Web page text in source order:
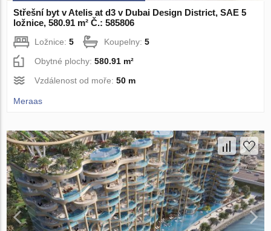
Střešní byt v Atelis at d3 v Dubai Design District, SAE 5
ložnice, 580.91 m² Č.: 585806
Ložnice:5 Koupelny:5
Obytné plochy:580.91 m²
Vzdálenost od moře:50 m
Meraas